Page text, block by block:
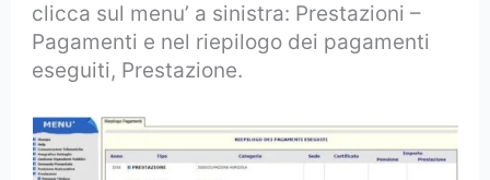
clicca sul menu’ a sinistra: Prestazioni –
Pagamenti e nel riepilogo dei pagamenti
eseguiti, Prestazione.